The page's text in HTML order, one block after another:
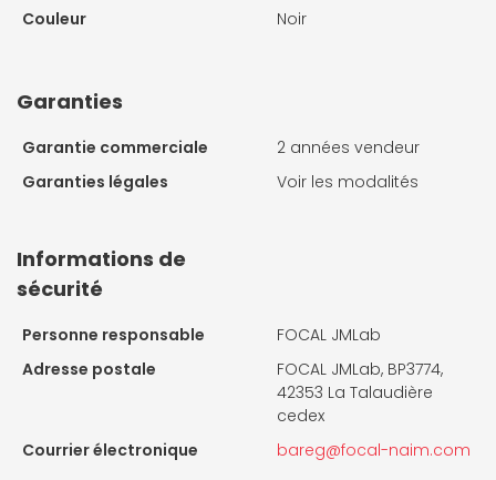
Couleur
Noir
Garanties
Garantie commerciale
2 années vendeur
Garanties légales
Voir les modalités
Informations de
sécurité
Personne responsable
FOCAL JMLab
Adresse postale
FOCAL JMLab, BP3774,
42353 La Talaudière
cedex
Courrier électronique
bareg@focal-naim.com